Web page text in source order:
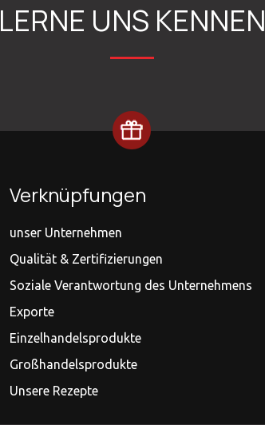
LERNE UNS KENNEN
Verknüpfungen
unser Unternehmen
Qualität & Zertifizierungen
Soziale Verantwortung des Unternehmens
Exporte
Einzelhandelsprodukte
Großhandelsprodukte
Unsere Rezepte